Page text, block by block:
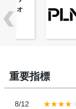
重要指標
8/12